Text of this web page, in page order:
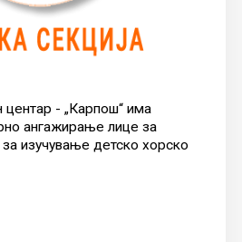
центар - „Карпош“ има
ангажирање лице за
изучување детско хорско